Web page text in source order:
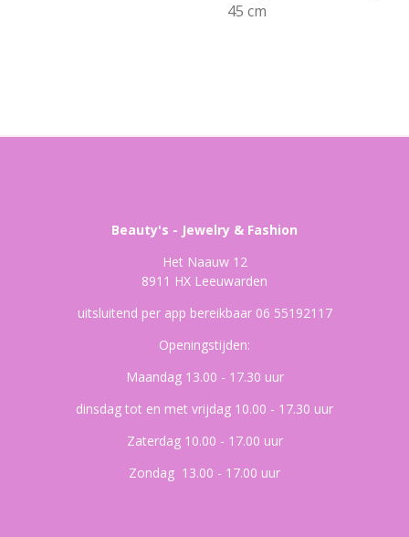
45 cm
Beauty's - Jewelry & Fashion
Het Naauw 12
8911 HX Leeuwarden
uitsluitend per app bereikbaar 06 55192117
Openingstijden:
Maandag 13.00 - 17.30 uur
dinsdag tot en met vrijdag 10.00 - 17.30 uur
Zaterdag 10.00 - 17.00 uur
Zondag 13.00 - 17.00 uur